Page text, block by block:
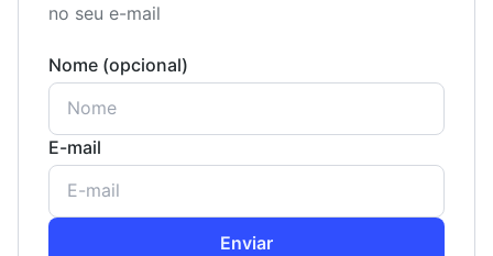
no seu e-mail
Nome (opcional)
E-mail
Enviar